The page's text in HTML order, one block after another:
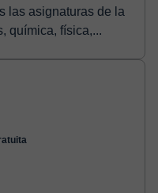
las asignaturas de la
química, física,...